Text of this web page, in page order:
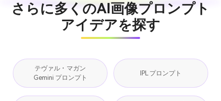
さらに多くのAI画像プロンプト
アイデアを探す
テヴァル・マガン
Gemini プロンプト
IPL プロンプト